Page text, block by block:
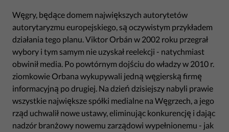
Węgry, będące domem największych autorytetów
autorytaryzmu europejskiego, są oczywistym przykładem
działania tego planu. Viktor Orbán w 2002 roku przegrał
wybory i tym samym nie uzyskał reelekcji - natychmiast
obwinił media. Po powtórnym dojściu do władzy w 2010 r.
ziomkowie Orbana wykupywali jedną węgierską firmę
informacyjną po drugiej. Na dzień dzisiejszy nabyli prawie
wszystkie największe spółki medialne na Węgrzech, a jego
rząd uchwalił nowe ustawy, eliminując konkurencję i dając
nadzór branżowy nowemu zarządowi wypełnionemu - jak